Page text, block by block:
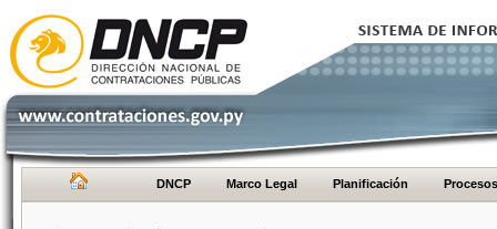
DNCP Marco Legal Planificación Procesos